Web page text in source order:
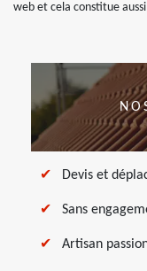
web et cela constitue
Devis et
Sans
Artisan